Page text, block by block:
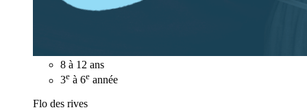
8 à 12 ans
3e à 6e année
Flo des rives